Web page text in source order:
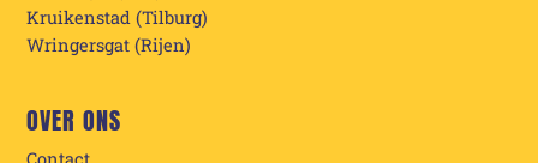
Kruikenstad (Tilburg)
Wringersgat (Rijen)
OVER ONS